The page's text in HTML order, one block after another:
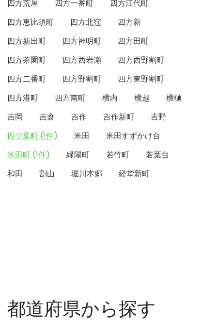
四方荒屋
四方一番町
四方江代町
四方恵比須町
四方北窪
四方新
四方新出町
四方神明町
四方田町
四方茶園町
四方西岩瀬
四方西野割町
四方二番町
四方野割町
四方東野割町
四方港町
四方南町 横内 横越
横樋
吉岡
吉倉 吉作 吉作新町
吉野
四ツ葉町 (1件)
米田
米田すずかけ台
米田町 (1件)
緑陽町 若竹町
若葉台
和田
割山 堀川本郷 経堂新町
都道府県から探す